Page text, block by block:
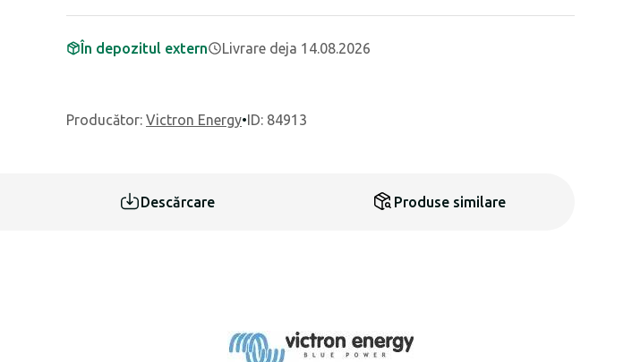
În depozitul extern Livrare deja 14.08.2026
Producător: Victron Energy•ID: 84913
Descărcare Produse similare